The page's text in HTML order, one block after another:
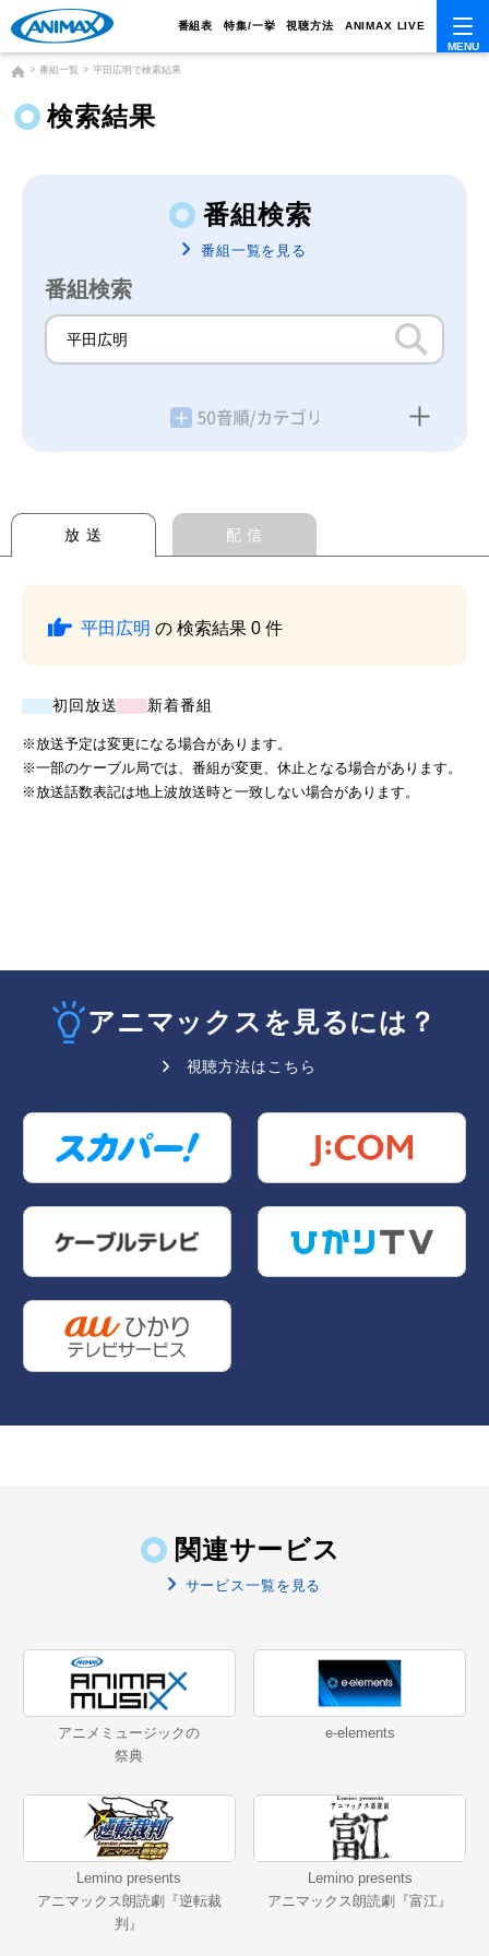
番組表 特集/一挙 視聴方法 ANIMAX LIVE
番組一覧 平田広明で検索結果
検索結果
番組検索
番組一覧を見る
番組検索
放 送 配 信
平田広明 の 検索結果 0 件
初回放送 新着番組
※放送予定は変更になる場合があります。
※一部のケーブル局では、番組が変更、休止となる場合があります。
※放送話数表記は地上波放送時と一致しない場合があります。
アニマックスを見るには？
視聴方法はこちら
関連サービス
サービス一覧を見る
アニメミュージックの
祭典
e-elements
Lemino presents
アニマックス朗読劇『逆転裁
判』
Lemino presents
アニマックス朗読劇『富江』